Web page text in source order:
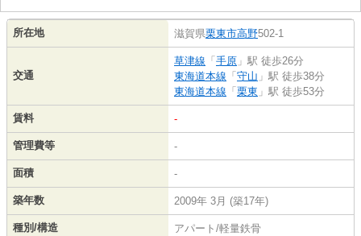
所在地 滋賀県栗東市高野502-1
交通
草津線 「 手原 」駅 徒歩26分
東海道本線 「 守山 」駅 徒歩38分
東海道本線 「 栗東 」駅 徒歩53分
賃料 -
管理費等 -
面積 -
築年数 2009年 3月 (築17年)
種別/構造 アパート/軽量鉄骨